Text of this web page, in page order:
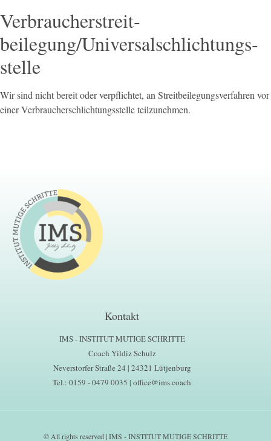
Verbraucher­streit­
beilegung/Universal­schlichtungs­
stelle
Wir sind nicht bereit oder verpflichtet, an Streitbeilegungsverfahren vor
einer Verbraucherschlichtungsstelle teilzunehmen.
Kontakt
IMS - INSTITUT MUTIGE SCHRITTE
Coach Yildiz Schulz
Neverstorfer Straße 24 | 24321 Lütjenburg
Tel.: 0159 - 0479 0035 | office@ims.coach
© All rights reserved | IMS - INSTITUT MUTIGE SCHRITTE